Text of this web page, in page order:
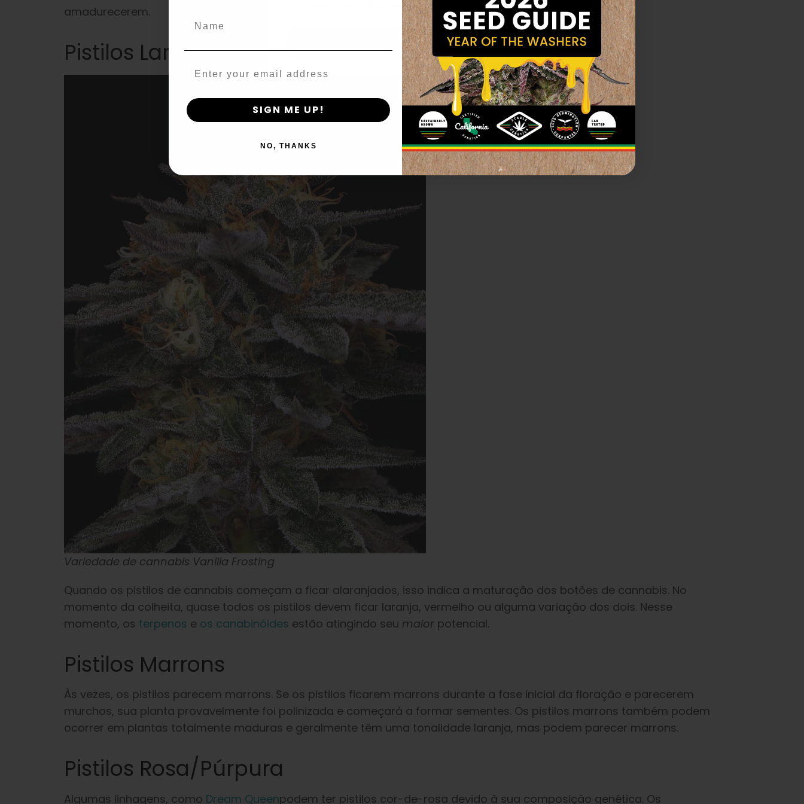
amadurecerem.
Pistilos Laranja/vermelho
Variedade de cannabis Vanilla Frosting
Quando os pistilos de cannabis começam a ficar alaranjados, isso indica a maturação dos botões de cannabis. No
momento da colheita, quase todos os pistilos devem ficar laranja, vermelho ou alguma variação dos dois. Nesse
momento, os terpenos e os canabinóides estão atingindo seu maior potencial.
Pistilos Marrons
Às vezes, os pistilos parecem marrons. Se os pistilos ficarem marrons durante a fase inicial da floração e parecerem
murchos, sua planta provavelmente foi polinizada e começará a formar sementes. Os pistilos marrons também podem
ocorrer em plantas totalmente maduras e geralmente têm uma tonalidade laranja, mas podem parecer marrons.
Pistilos Rosa/púrpura
Algumas linhagens, como Dream Queenpodem ter pistilos cor-de-rosa devido à sua composição genética. Os
I accept cookie settings and privacy policy
Agree & Enter
By clicking AGREE & ENTER, you confirm you are 18
years or older
SIGN ME UP!
NO, THANKS